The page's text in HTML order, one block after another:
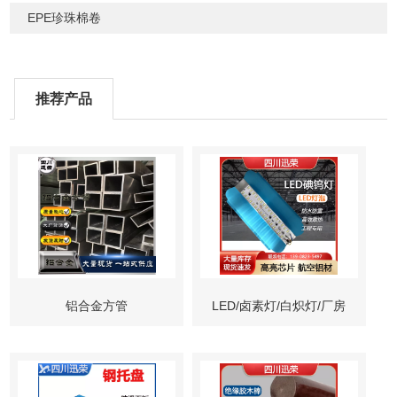
EPE珍珠棉卷
推荐产品
铝合金方管 LED/卤素灯/白炽灯/厂房